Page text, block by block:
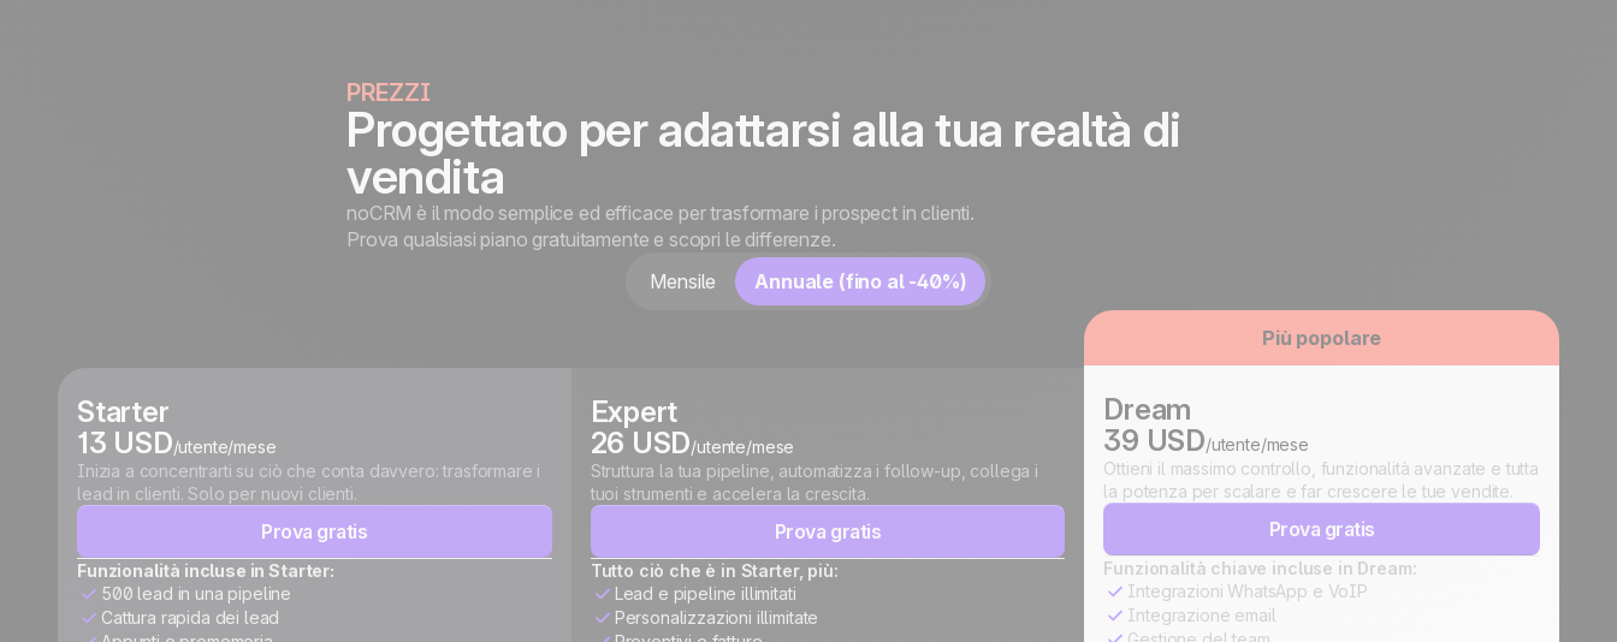
PREZZI
Progettato per adattarsi alla tua realtà di
vendita
noCRM è il modo semplice ed efficace per trasformare i prospect in clienti.
Prova qualsiasi piano gratuitamente e scopri le differenze.
Mensile
Annuale (fino al -40%)
Starter
13 USD/utente/mese
Inizia a concentrarti su ciò che conta davvero: trasformare i
lead in clienti. Solo per nuovi clienti.
Prova gratis
Funzionalità incluse in Starter:
500 lead in una pipeline
Cattura rapida dei lead
Expert
26 USD/utente/mese
Struttura la tua pipeline, automatizza i follow-up, collega i
tuoi strumenti e accelera la crescita.
Prova gratis
Tutto ciò che è in Starter, più:
Lead e pipeline illimitati
Personalizzazioni illimitate
Più popolare
Dream
39 USD/utente/mese
Ottieni il massimo controllo, funzionalità avanzate e tutta
la potenza per scalare e far crescere le tue vendite.
Prova gratis
Funzionalità chiave incluse in Dream:
Integrazioni WhatsApp e VoIP
Integrazione email